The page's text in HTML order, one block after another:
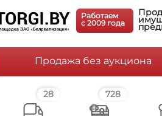
Работаем
c 2009 года
Продажа без аукциона
28 728